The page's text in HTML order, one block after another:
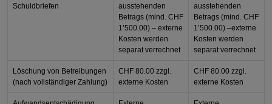
Schuldbriefen
ausstehenden
Betrags (mind. CHF
1’500.00) – externe
Kosten werden
separat verrechnet
ausstehenden
Betrags (mind. CHF
1’500.00) –externe
Kosten werden
separat verrechnet
Löschung von Betreibungen
(nach vollständiger Zahlung)
CHF 80.00 zzgl.
externe Kosten
CHF 80.00 zzgl.
externe Kosten